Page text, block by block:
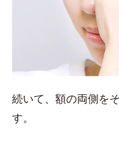
続いて、額の両側を
す。